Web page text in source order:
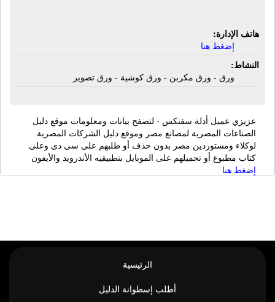
هاتف الإدارة:
إضغط هنا
النشاط:
ورق - ورق مكربن - ورق كوشية - ورق تصوير
عزيزي عميل أدلة سفنكس - لتصفح بيانات ومعلومات موقع دليل
الصناعات المصرية لمصانع مصر وموقع دليل الشركات المصرية
لوكلاء ومستوردين مصر بدون حذف أو طلبهم على سى دى وعلى
كتاب مطبوع أو تحميلهم على الموبايل بتطبيقيه الأندرويد والأيفون
إضغط هنا
الرئيسية
أطلب إسطوانة الدليل